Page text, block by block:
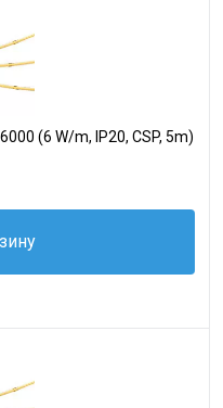
(6 W/m, IP20, CSP, 5m)